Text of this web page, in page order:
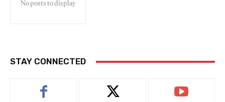
No posts to display
STAY CONNECTED